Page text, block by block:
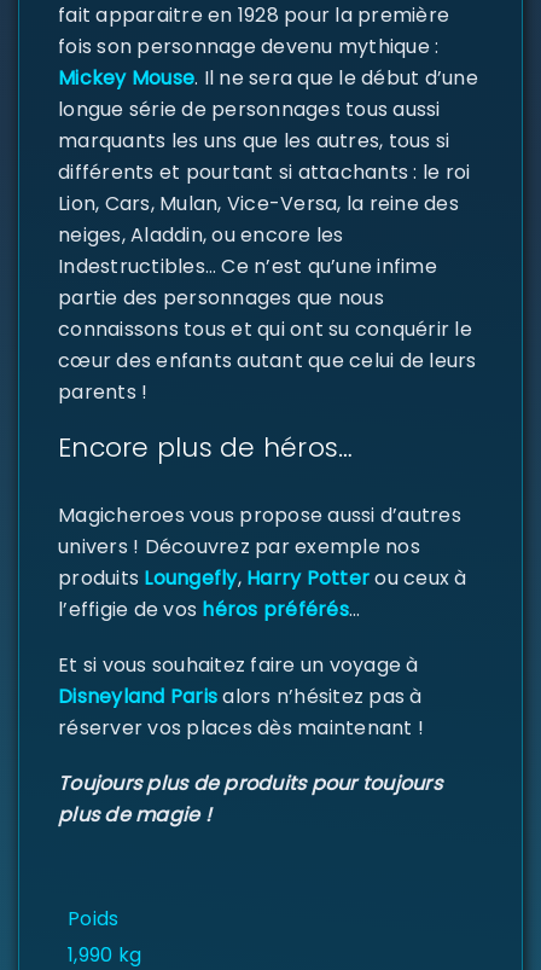
CONNECTER
ou e-mail*
de passe
DE PASSE PERDU ?
fait apparaitre en 1928 pour la première
fois son personnage devenu mythique :
Mickey Mouse. Il ne sera que le début d’une
longue série de personnages tous aussi
marquants les uns que les autres, tous si
différents et pourtant si attachants : le roi
Lion, Cars, Mulan, Vice-Versa, la reine des
neiges, Aladdin, ou encore les
Indestructibles… Ce n’est qu’une infime
partie des personnages que nous
connaissons tous et qui ont su conquérir le
cœur des enfants autant que celui de leurs
parents !
Encore plus de héros…
Magicheroes vous propose aussi d’autres
univers ! Découvrez par exemple nos
produits Loungefly,Harry Potterou ceux à
l’effigie de vos héros préférés…
Et si vous souhaitez faire un voyage à
Disneyland Parisalors n’hésitez pas à
réserver vos places dès maintenant !
Toujours plus de produits pour toujours
plus de magie !
Poids
1,990 kg